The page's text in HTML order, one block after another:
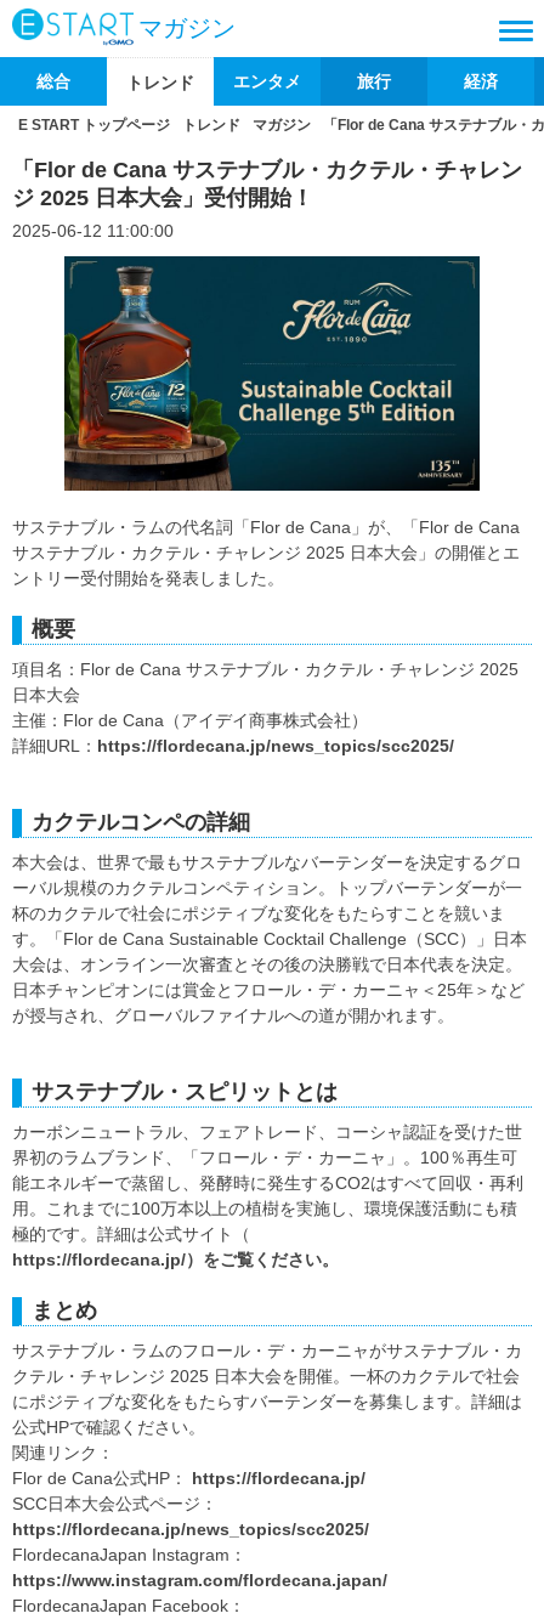
マガジン
総合 トレンド エンタメ 旅行 経済
E START トップページ トレンド マガジン 「Flor de Cana サステナブル・
「Flor de Cana サステナブル・カクテル・チャレン
ジ 2025 日本大会」受付開始！
2025-06-12 11:00:00
サステナブル・ラムの代名詞「Flor de Cana」が、「Flor de Cana
サステナブル・カクテル・チャレンジ 2025 日本大会」の開催とエ
ントリー受付開始を発表しました。
概要
項目名：Flor de Cana サステナブル・カクテル・チャレンジ 2025
日本大会
主催：Flor de Cana（アイデイ商事株式会社）
詳細URL： https://flordecana.jp/news_topics/scc2025/
カクテルコンペの詳細
本大会は、世界で最もサステナブルなバーテンダーを決定するグロ
ーバル規模のカクテルコンペティション。トップバーテンダーが一
杯のカクテルで社会にポジティブな変化をもたらすことを競いま
す。「Flor de Cana Sustainable Cocktail Challenge（SCC）」日本
大会は、オンライン一次審査とその後の決勝戦で日本代表を決定。
日本チャンピオンには賞金とフロール・デ・カーニャ＜25年＞など
が授与され、グローバルファイナルへの道が開かれます。
サステナブル・スピリットとは
カーボンニュートラル、フェアトレード、コーシャ認証を受けた世
界初のラムブランド、「フロール・デ・カーニャ」。100％再生可
能エネルギーで蒸留し、発酵時に発生するCO2はすべて回収・再利
用。これまでに100万本以上の植樹を実施し、環境保護活動にも積
極的です。詳細は公式サイト（
https://flordecana.jp/）をご覧ください。
まとめ
サステナブル・ラムのフロール・デ・カーニャがサステナブル・カ
クテル・チャレンジ 2025 日本大会を開催。一杯のカクテルで社会
にポジティブな変化をもたらすバーテンダーを募集します。詳細は
公式HPで確認ください。
関連リンク：
Flor de Cana公式HP： https://flordecana.jp/
SCC日本大会公式ページ：
https://flordecana.jp/news_topics/scc2025/
FlordecanaJapan Instagram：
https://www.instagram.com/flordecana.japan/
FlordecanaJapan Facebook：